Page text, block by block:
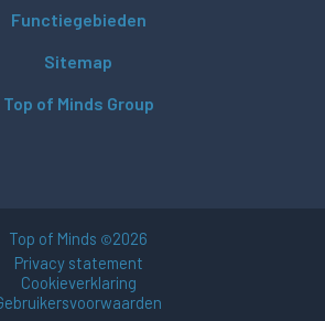
Functiegebieden
Sitemap
Top of Minds Group
Top of Minds ©2026
Privacy statement
Cookieverklaring